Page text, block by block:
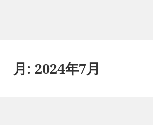
月: 2024年7月